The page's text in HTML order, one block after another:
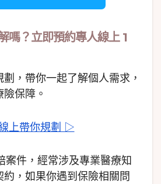
嗎？立即預約專人線上 1
，帶你一起了解個人需求，
保障。
上帶你規劃 ▷
案件，經常涉及專業醫療知
，如果你遇到保險相關問